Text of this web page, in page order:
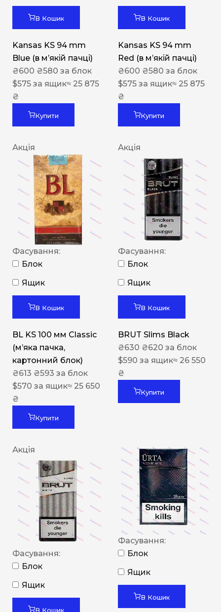
В Кошик
Kansas KS 94 mm
Blue (в мʼякій пачці)
₴600 ₴580 за блок
$575 за ящик≈ 25 875
₴
Купити
В Кошик
Kansas KS 94 mm
Red (в мʼякій пачці)
₴600 ₴580 за блок
$575 за ящик≈ 25 875
₴
Купити
Акція
Фасування:
Блок
Ящик
В Кошик
BL KS 100 мм Classic
(м’яка пачка,
картонний блок)
₴613 ₴593 за блок
$570 за ящик≈ 25 650
₴
Купити
Акція
Фасування:
Блок
Ящик
В Кошик
BRUT Slims Black
₴630 ₴620 за блок
$590 за ящик≈ 26 550
₴
Купити
Акція
Фасування:
Блок
Ящик
В Кошик
Фасування:
Блок
Ящик
В Кошик